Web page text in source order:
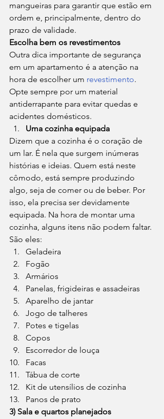
mangueiras para garantir que estão em
ordem e, principalmente, dentro do
prazo de validade.
Escolha bem os revestimentos
Outra dica importante de segurança
em um apartamento é a atenção na
hora de escolher um revestimento.
Opte sempre por um material
antiderrapante para evitar quedas e
acidentes domésticos.
Uma cozinha equipada
Dizem que a cozinha é o coração de
um lar. É nela que surgem inúmeras
histórias e ideias. Quem está neste
cômodo, está sempre produzindo
algo, seja de comer ou de beber. Por
isso, ela precisa ser devidamente
equipada. Na hora de montar uma
cozinha, alguns itens não podem faltar.
São eles:
Geladeira
Fogão
Armários
Panelas, frigideiras e assadeiras
Aparelho de jantar
Jogo de talheres
Potes e tigelas
Copos
Escorredor de louça
Facas
Tábua de corte
Kit de utensílios de cozinha
Panos de prato
3) Sala e quartos planejados